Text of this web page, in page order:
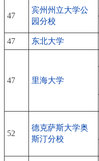
47
宾州州立大学公
园分校
47
东北大学
47 里海大学
52
德克萨斯大学奥
斯汀分校